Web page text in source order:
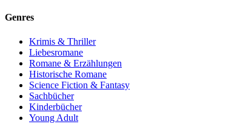
Genres
Krimis & Thriller
Liebesromane
Romane & Erzählungen
Historische Romane
Science Fiction & Fantasy
Sachbücher
Kinderbücher
Young Adult